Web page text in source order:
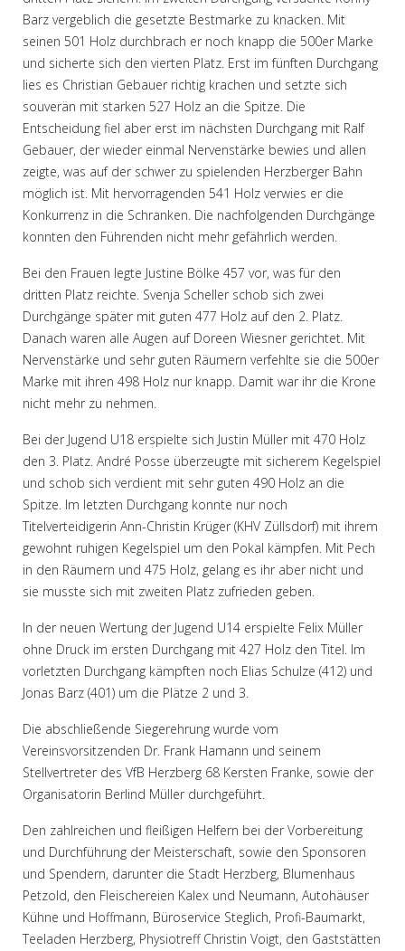
Barz vergeblich die gesetzte Bestmarke zu knacken. Mit
seinen 501 Holz durchbrach er noch knapp die 500er Marke
und sicherte sich den vierten Platz. Erst im fünften Durchgang
lies es Christian Gebauer richtig krachen und setzte sich
souverän mit starken 527 Holz an die Spitze. Die
Entscheidung fiel aber erst im nächsten Durchgang mit Ralf
Gebauer, der wieder einmal Nervenstärke bewies und allen
zeigte, was auf der schwer zu spielenden Herzberger Bahn
möglich ist. Mit hervorragenden 541 Holz verwies er die
Konkurrenz in die Schranken. Die nachfolgenden Durchgänge
konnten den Führenden nicht mehr gefährlich werden.
Bei den Frauen legte Justine Bölke 457 vor, was für den
dritten Platz reichte. Svenja Scheller schob sich zwei
Durchgänge später mit guten 477 Holz auf den 2. Platz.
Danach waren alle Augen auf Doreen Wiesner gerichtet. Mit
Nervenstärke und sehr guten Räumern verfehlte sie die 500er
Marke mit ihren 498 Holz nur knapp. Damit war ihr die Krone
nicht mehr zu nehmen.
Bei der Jugend U18 erspielte sich Justin Müller mit 470 Holz
den 3. Platz. André Posse überzeugte mit sicherem Kegelspiel
und schob sich verdient mit sehr guten 490 Holz an die
Spitze. Im letzten Durchgang konnte nur noch
Titelverteidigerin Ann-Christin Krüger (KHV Züllsdorf) mit ihrem
gewohnt ruhigen Kegelspiel um den Pokal kämpfen. Mit Pech
in den Räumern und 475 Holz, gelang es ihr aber nicht und
sie musste sich mit zweiten Platz zufrieden geben.
In der neuen Wertung der Jugend U14 erspielte Felix Müller
ohne Druck im ersten Durchgang mit 427 Holz den Titel. Im
vorletzten Durchgang kämpften noch Elias Schulze (412) und
Jonas Barz (401) um die Plätze 2 und 3.
Die abschließende Siegerehrung wurde vom
Vereinsvorsitzenden Dr. Frank Hamann und seinem
Stellvertreter des VfB Herzberg 68 Kersten Franke, sowie der
Organisatorin Berlind Müller durchgeführt.
Den zahlreichen und fleißigen Helfern bei der Vorbereitung
und Durchführung der Meisterschaft, sowie den Sponsoren
und Spendern, darunter die Stadt Herzberg, Blumenhaus
Petzold, den Fleischereien Kalex und Neumann, Autohäuser
Kühne und Hoffmann, Büroservice Steglich, Profi-Baumarkt,
Teeladen Herzberg, Physiotreff Christin Voigt, den Gaststätten